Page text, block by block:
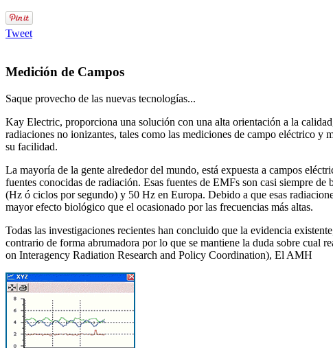
Tweet
Medición de Campos
Saque provecho de las nuevas tecnologías...
Kay Electric, proporciona una solución con una alta orientación a la
radiaciones no ionizantes, tales como las mediciones de campo eléctrico
su facilidad.
La mayoría de la gente alrededor del mundo, está expuesta a campos
fuentes conocidas de radiación. Esas fuentes de EMFs son casi siempre
(Hz ó ciclos por segundo) y 50 Hz en Europa. Debido a que esas
mayor efecto biológico que el ocasionado por las frecuencias más altas.
Todas las investigaciones recientes han concluido que la evidencia
contrario de forma abrumadora por lo que se mantiene la duda sobre
on Interagency Radiation Research and Policy Coordination), El AMH